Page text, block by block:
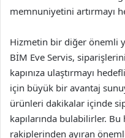
memnuniyetini artırmayı
Hizmetin bir diğer önemli
BİM Eve Servis,
kapınıza ulaştırmayı
için büyük bir avantaj
ürünleri dakikalar içinde
kapılarında bulabilirler. Bu
rakiplerinden ayıran